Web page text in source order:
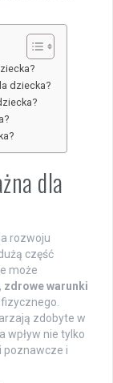
dziecka?
dla
rozwoju
część
może
zdrowe warunki
zdobyte w
wpływ nie tylko
poznawcze i